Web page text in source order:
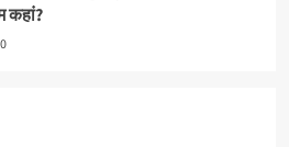
कहां?
0